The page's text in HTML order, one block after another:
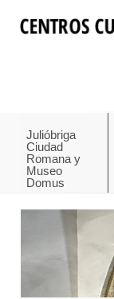
Julióbriga
Ciudad
Romana y
Museo
Domus